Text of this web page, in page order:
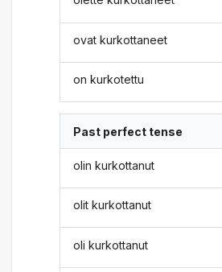
ovat kurkottaneet
on kurkotettu
Past perfect tense
olin kurkottanut
olit kurkottanut
oli kurkottanut